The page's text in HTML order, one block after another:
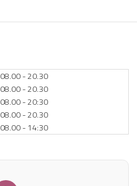
08.00 - 20.30
08.00 - 20.30
08.00 - 20:30
08.00 - 20.30
08.00 - 14:30